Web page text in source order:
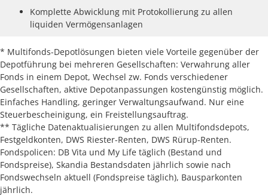
Komplette Abwicklung mit Protokollierung zu allen
liquiden Vermögensanlagen
* Multifonds-Depotlösungen bieten viele Vorteile gegenüber der
Depotführung bei mehreren Gesellschaften: Verwahrung aller
Fonds in einem Depot, Wechsel zw. Fonds verschiedener
Gesellschaften, aktive Depotanpassungen kostengünstig möglich.
Einfaches Handling, geringer Verwaltungsaufwand. Nur eine
Steuerbescheinigung, ein Freistellungsauftrag.
** Tägliche Datenaktualisierungen zu allen Multifondsdepots,
Festgeldkonten, DWS Riester-Renten, DWS Rürup-Renten.
Fondspolicen: DB Vita und My Life täglich (Bestand und
Fondspreise), Skandia Bestandsdaten jährlich sowie nach
Fondswechseln aktuell (Fondspreise täglich), Bausparkonten
jährlich.